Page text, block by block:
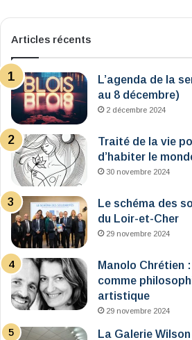
Articles récents
L’agenda de la
au 8 décembre)
2 décembre 2024
Traité de la vie
d’habiter le
30 novembre 2024
Le schéma des
du Loir-et-Cher
29 novembre 2024
Manolo Chrétien
comme
artistique
29 novembre 2024
La Galerie